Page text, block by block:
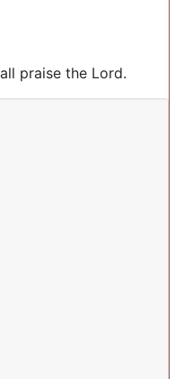
praise the Lord.